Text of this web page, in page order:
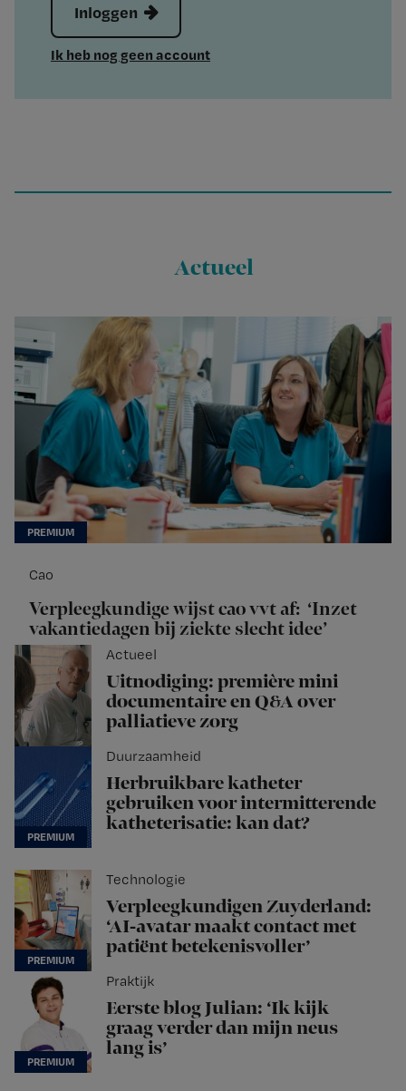
Inloggen
Ik heb nog geen account
Actueel
Cao
Verpleegkundige wijst cao vvt af: ‘Inzet
vakantiedagen bij ziekte slecht idee’
Actueel
Uitnodiging: première mini
documentaire en Q&A over
palliatieve zorg
Duurzaamheid
Herbruikbare katheter
gebruiken voor intermitterende
katheterisatie: kan dat?
Technologie
Verpleegkundigen Zuyderland:
‘AI-avatar maakt contact met
patiënt betekenisvoller’
Praktijk
Eerste blog Julian: ‘Ik kijk
graag verder dan mijn neus
lang is’